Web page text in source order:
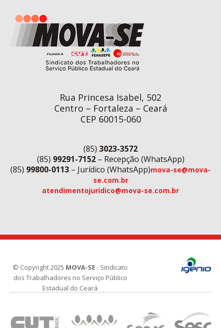
Rua Princesa Isabel, 502
Centro – Fortaleza – Ceará
CEP 60015-060
(85) 3023-3572
(85) 99291-7152– Recepção (WhatsApp)
(85) 99800-0113 – Jurídico (WhatsApp)mova-se@mova-
se.com.br
atendimentojuridico@mova-se.com.br
© Copyright 2025 MOVA-SE- Sindicato
dos Trabalhadores no Serviço Público
Estadual do Ceará